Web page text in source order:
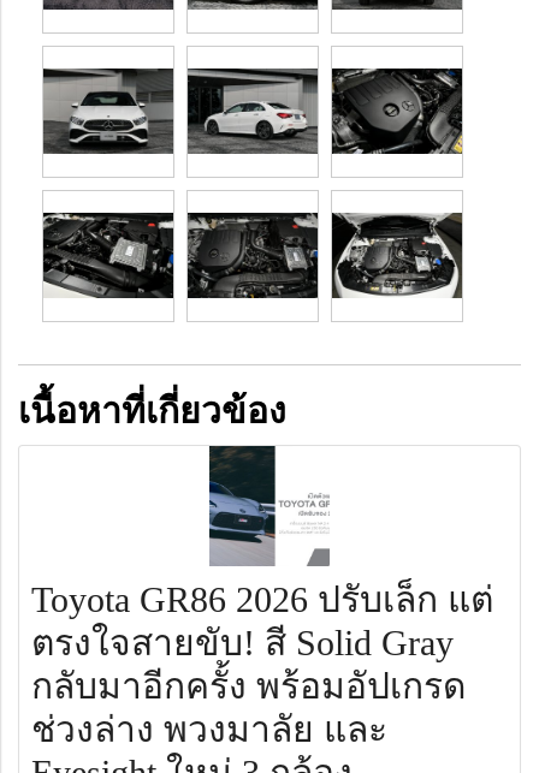
เนื้อหาที่เกี่ยวข้อง
Toyota GR86 2026 ปรับเล็ก แต่
ตรงใจสายขับ! สี Solid Gray
กลับมาอีกครั้ง พร้อมอัปเกรด
ช่วงล่าง พวงมาลัย และ